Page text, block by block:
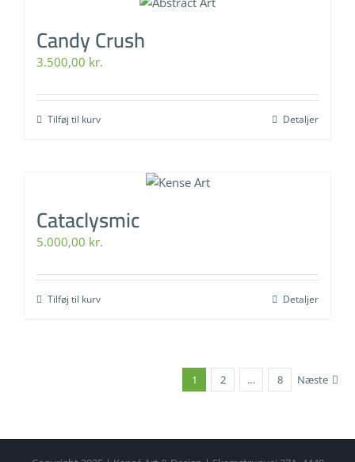
Candy Crush
3.500,00 kr.
Tilføj til kurv Detaljer
Cataclysmic
5.000,00 kr.
Tilføj til kurv Detaljer
1 2 … 8 Næste